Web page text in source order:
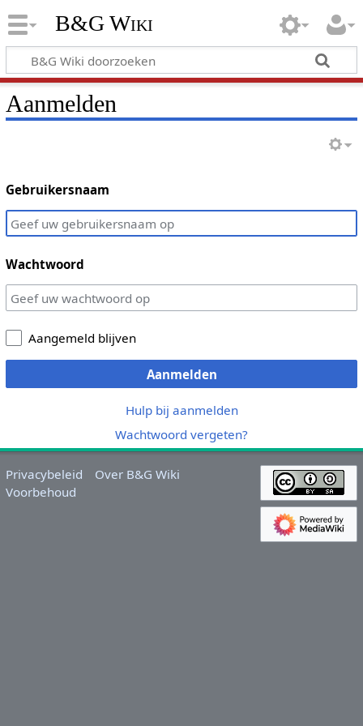
B&G Wiki
Aanmelden
Gebruikersnaam
Wachtwoord
Aangemeld blijven
Aanmelden
Hulp bij aanmelden
Wachtwoord vergeten?
Privacybeleid
Over B&G Wiki
Voorbehoud